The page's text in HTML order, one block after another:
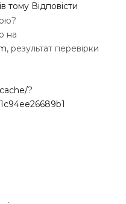
тому Відповісти
на
, результат перевірки
?